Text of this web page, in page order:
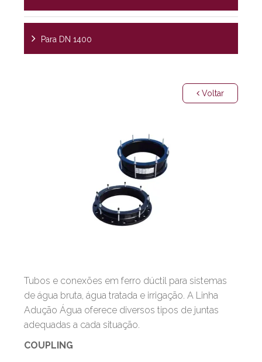
Para DN 1400
Voltar
Tubos e conexões em ferro dúctil para sistemas
de água bruta, água tratada e irrigação. A Linha
Adução Água oferece diversos tipos de juntas
adequadas a cada situação.
COUPLING